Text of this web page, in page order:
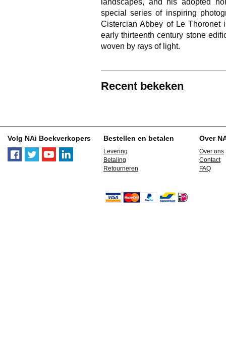
special series of inspiring
Cistercian Abbey of Le Thoronet
early thirteenth century stone
woven by rays of light.
Recent bekeken
Volg NAi Boekverkopers Bestellen en betalen
Levering
Betaling
Retourneren
Over
Over ons
Contact
FAQ